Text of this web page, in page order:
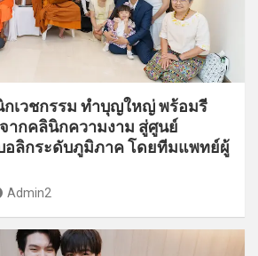
กเวชกรรม ทำบุญใหญ่ พร้อมรี
ากคลินิกความงาม สู่ศูนย์
อลิกระดับภูมิภาค โดยทีมแพทย์ผู้
Admin2